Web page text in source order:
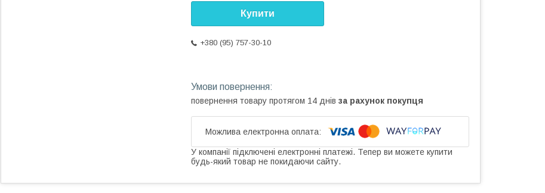
Купити
+380 (95) 757-30-10
повернення товару протягом 14 днів за рахунок покупця
У компанії підключені електронні платежі. Тепер ви можете купити
будь-який товар не покидаючи сайту.